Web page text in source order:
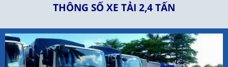
THÔNG SỐ XE TẢI 2,4 TẤN